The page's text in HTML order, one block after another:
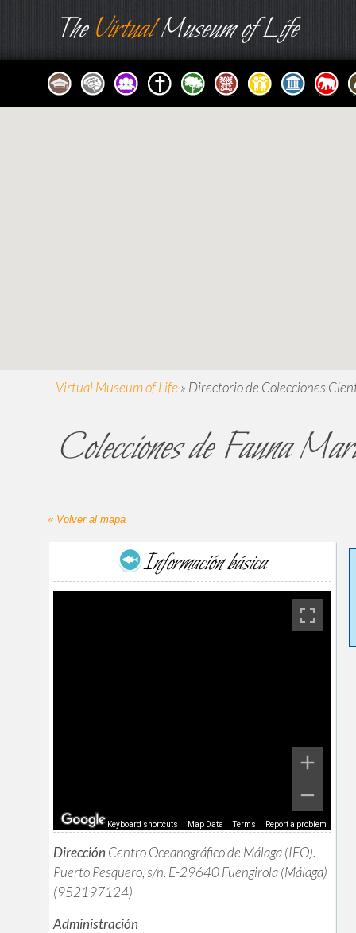
TheVirtualMuseum of Life
Virtual Museum of Life » Directorio de Colecciones
Colecciones de Fauna
« Volver al mapa
Información básica
Keyboard shortcuts Map Data Terms Report a problem
Dirección Centro Oceanográfico de Málaga (IEO).
Puerto Pesquero, s/n. E-29640 Fuengirola (Málaga)
(952197124)
Administración